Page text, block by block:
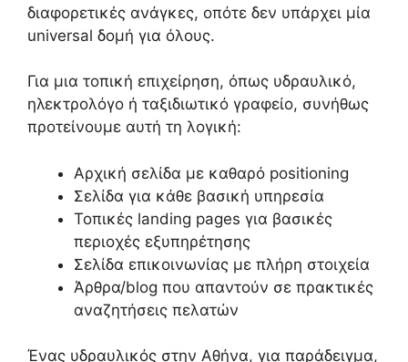
διαφορετικές ανάγκες, οπότε δεν υπάρχει μία
universal δομή για όλους.
Για μια τοπική επιχείρηση, όπως υδραυλικό,
ηλεκτρολόγο ή ταξιδιωτικό γραφείο, συνήθως
προτείνουμε αυτή τη λογική:
Αρχική σελίδα με καθαρό positioning
Σελίδα για κάθε βασική υπηρεσία
Τοπικές landing pages για βασικές
περιοχές εξυπηρέτησης
Σελίδα επικοινωνίας με πλήρη στοιχεία
Άρθρα/blog που απαντούν σε πρακτικές
αναζητήσεις πελατών
Ένας υδραυλικός στην Αθήνα, για παράδειγμα,